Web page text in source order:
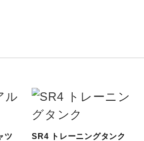
ツ SR4 トレーニングタンク